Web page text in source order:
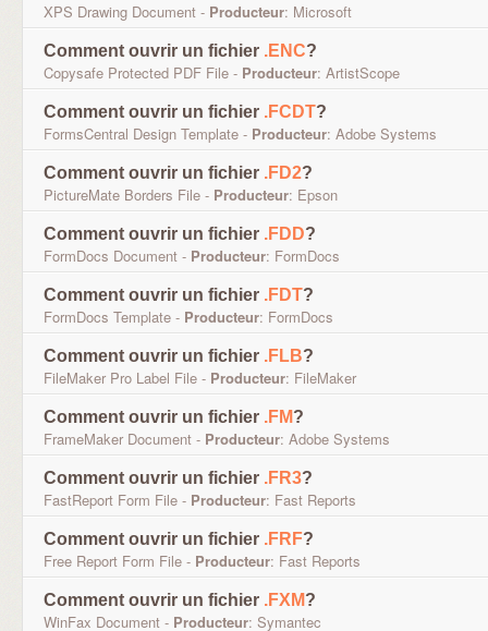
XPS Drawing Document - Producteur: Microsoft
Comment ouvrir un fichier .ENC?
Copysafe Protected PDF File - Producteur: ArtistScope
Comment ouvrir un fichier .FCDT?
FormsCentral Design Template - Producteur: Adobe Systems
Comment ouvrir un fichier .FD2?
PictureMate Borders File - Producteur: Epson
Comment ouvrir un fichier .FDD?
FormDocs Document - Producteur: FormDocs
Comment ouvrir un fichier .FDT?
FormDocs Template - Producteur: FormDocs
Comment ouvrir un fichier .FLB?
FileMaker Pro Label File - Producteur: FileMaker
Comment ouvrir un fichier .FM?
FrameMaker Document - Producteur: Adobe Systems
Comment ouvrir un fichier .FR3?
FastReport Form File - Producteur: Fast Reports
Comment ouvrir un fichier .FRF?
Free Report Form File - Producteur: Fast Reports
Comment ouvrir un fichier .FXM?
WinFax Document - Producteur: Symantec